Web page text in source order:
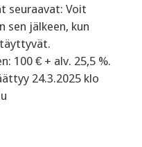
seuraavat: Voit
jälkeen, kun
100 € + alv. 25,5 %.
24.3.2025 klo